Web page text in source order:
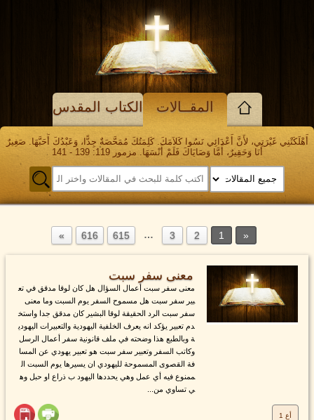
المقــالات الكتاب المقدس
أَهْلَكَتْنِي غَيْرَتِي، لأَنَّ أَعْدَائِي نَسُوا كَلاَمَكَ. كَلِمَتُكَ مُمَحَّصَةٌ جِدًّا، وَعَبْدُكَ أَحَبَّهَا. صَغِيرٌ
أَنَا وَحَقِيرٌ، أَمَّا وَصَايَاكَ فَلَمْ أَنْسَهَا. مزمور 119: 139 - 141
1
2
3
…
615
616
معنى سفر سبت
معنى سفر سبت أعمال السؤال هل كان لوقا مدقق في تع
بير سفر سبت هل مسموح السفر يوم السبت وما معنى
سفر سبت الرد الحقيقة لوقا البشير كان مدقق جدا واستخ
دم تعبير يؤكد انه يعرف الخلفية اليهودية والتعبيرات اليهودي
ة وبالطبع هذا وضحته في ملف قانونية سفر أعمال الرسل
وكاتب السفر وتعبير سفر سبت هو تعبير يهودي عن المسا
فة القصوى المسموحة لليهودي ان يسيرها يوم السبت ال
ممنوع فيه أي عمل وهي يحددها اليهود ب ذراع او حبل وه
ي تساوي من...
أع 1